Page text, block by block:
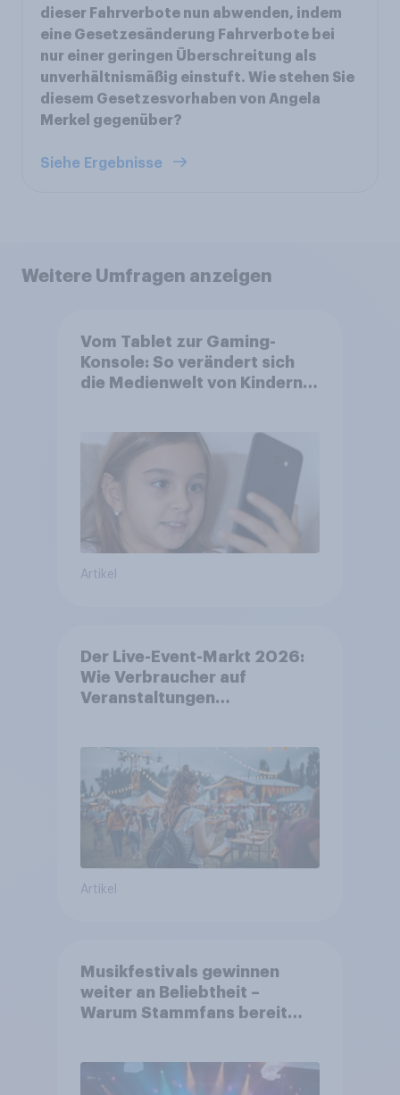
dieser Fahrverbote nun abwenden, indem
eine Gesetzesänderung Fahrverbote bei
nur einer geringen Überschreitung als
unverhältnismäßig einstuft. Wie stehen Sie
diesem Gesetzesvorhaben von Angela
Merkel gegenüber?
Siehe Ergebnisse
Weitere Umfragen anzeigen
Vom Tablet zur Gaming-
Konsole: So verändert sich
die Medienwelt von Kindern
Artikel
Der Live-Event-Markt 2026:
Wie Verbraucher auf
Veranstaltungen
Artikel
Musikfestivals gewinnen
weiter an Beliebtheit –
Warum Stammfans bereit